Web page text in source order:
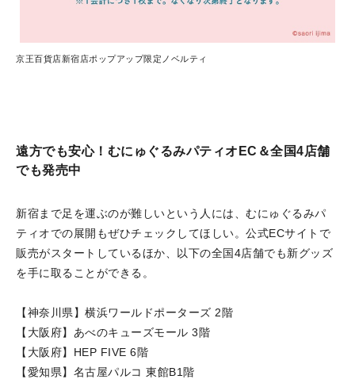
京王百貨店新宿店ポップアップ限定ノベルティ
遠方でも安心！むにゅぐるみパティオEC＆全国4店舗
でも発売中
新宿まで足を運ぶのが難しいという人には、むにゅぐるみパ
ティオでの展開もぜひチェックしてほしい。公式ECサイトで
販売がスタートしているほか、以下の全国4店舗でも新グッズ
を手に取ることができる。
【神奈川県】横浜ワールドポーターズ 2階
【大阪府】あべのキューズモール 3階
【大阪府】HEP FIVE 6階
【愛知県】名古屋パルコ 東館B1階